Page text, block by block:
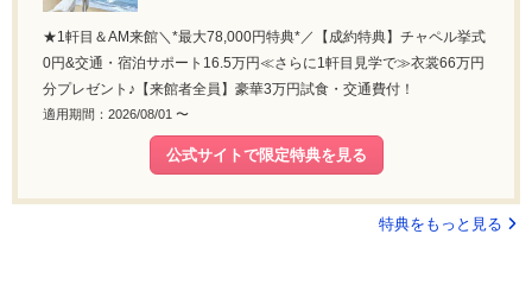
★1軒目＆AM来館＼*最大78,000円特典*／【成約特典】チャペル挙式
0円&交通・宿泊サポート16.5万円≪さらに1軒目見学で≫衣裳66万円
分プレゼント♪【来館者全員】豪華3万円試食・交通費付！
適用期間：2026/08/01 〜
公式サイトで限定特典を見る
特典をもっと見る